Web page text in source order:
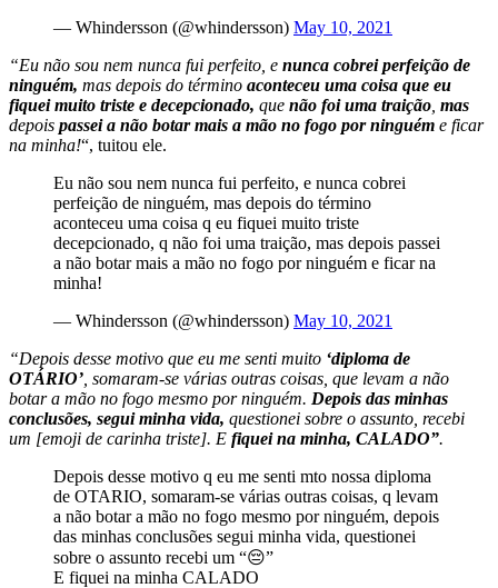
— Whindersson (@whindersson) May 10, 2021
“Eu não sou nem nunca fui perfeito, e nunca cobrei perfeição de
ninguém, mas depois do término aconteceu uma coisa que eu
fiquei muito triste e decepcionado, que não foi uma traição mas
depois passei a não botar mais a mão no fogo por ninguém e ficar
na minha!“, tuitou ele.
Eu não sou nem nunca fui perfeito, e nunca cobrei
perfeição de ninguém, mas depois do término
aconteceu uma coisa q eu fiquei muito triste
decepcionado, q não foi uma traição, mas depois passei
a não botar mais a mão no fogo por ninguém e ficar na
minha!
— Whindersson (@whindersson) May 10, 2021
“Depois desse motivo que eu me senti muito ‘diploma de
OTÁRIO’ , somaram-se várias outras coisas, que levam a não
botar a mão no fogo mesmo por ninguém. Depois das minhas
conclusões, segui minha vida, questionei sobre o assunto, recebi
um [emoji de carinha triste]. E fiquei na minha, CALADO”.
Depois desse motivo q eu me senti mto nossa diploma
de OTARIO, somaram-se várias outras coisas, q levam
a não botar a mão no fogo mesmo por ninguém, depois
das minhas conclusões segui minha vida, questionei
sobre o assunto recebi um “😔”
E fiquei na minha CALADO